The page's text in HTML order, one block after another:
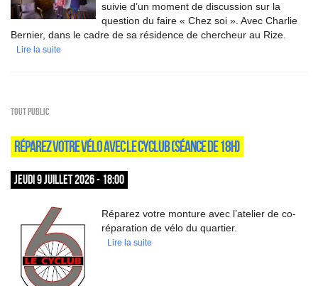
suivie d’un moment de discussion sur la
question du faire « Chez soi ». Avec Charlie
Bernier, dans le cadre de sa résidence de chercheur au Rize.
Lire la suite
Tout public
RÉPAREZ VOTRE VÉLO AVEC LE CYCLUB (SÉANCE DE 18H)
JEUDI 9 JUILLET 2026 - 18:00
Réparez votre monture avec l’atelier de co-
réparation de vélo du quartier.
Lire la suite